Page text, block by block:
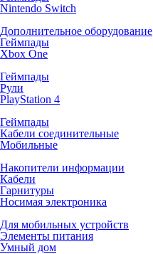
Nintendo Switch
Дополнительное оборудование
Геймпады
Xbox One
Геймпады
Рули
PlayStation 4
Геймпады
Кабели соединительные
Мобильные
Накопители информации
Кабели
Гарнитуры
Носимая электроника
Для мобильных устройств
Элементы питания
Умный дом